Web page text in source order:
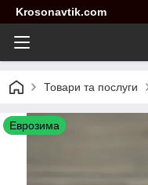
Krosonavtik.com
Товари та послуги
Еврозима